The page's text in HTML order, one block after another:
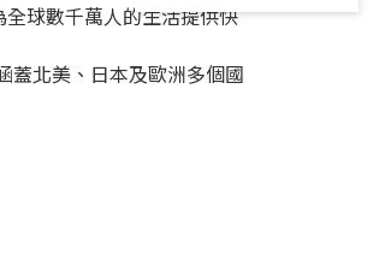
球數千萬人的生活提供快
蓋北美、日本及歐洲多個國